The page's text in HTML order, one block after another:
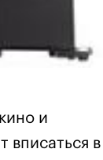
и
вписаться в